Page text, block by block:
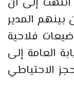
بينهم المدير
فلاحية
العامة إلى
الاحتياطي